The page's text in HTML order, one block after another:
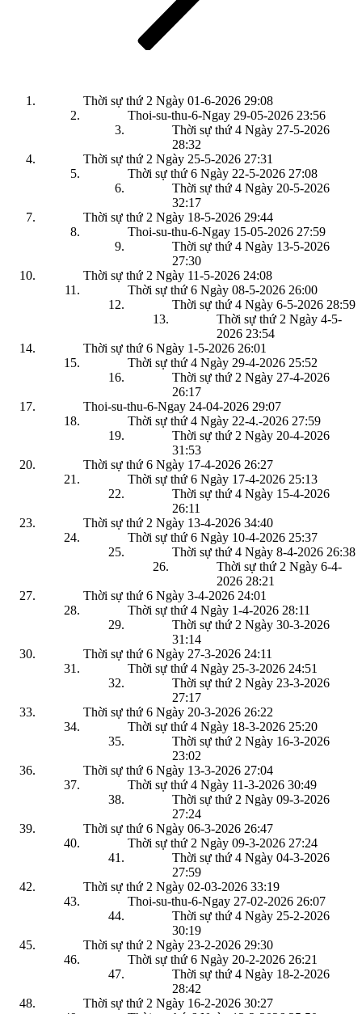
Thời sự thứ 2 Ngày 01-6-2026 29:08
Thoi-su-thu-6-Ngay 29-05-2026 23:56
Thời sự thứ 4 Ngày 27-5-2026
28:32
Thời sự thứ 2 Ngày 25-5-2026 27:31
Thời sự thứ 6 Ngày 22-5-2026 27:08
Thời sự thứ 4 Ngày 20-5-2026
32:17
Thời sự thứ 2 Ngày 18-5-2026 29:44
Thoi-su-thu-6-Ngay 15-05-2026 27:59
Thời sự thứ 4 Ngày 13-5-2026
27:30
Thời sự thứ 2 Ngày 11-5-2026 24:08
Thời sự thứ 6 Ngày 08-5-2026 26:00
Thời sự thứ 4 Ngày 6-5-2026 28:59
Thời sự thứ 2 Ngày 4-5-
2026 23:54
Thời sự thứ 6 Ngày 1-5-2026 26:01
Thời sự thứ 4 Ngày 29-4-2026 25:52
Thời sự thứ 2 Ngày 27-4-2026
26:17
Thoi-su-thu-6-Ngay 24-04-2026 29:07
Thời sự thứ 4 Ngày 22-4.-2026 27:59
Thời sự thứ 2 Ngày 20-4-2026
31:53
Thời sự thứ 6 Ngày 17-4-2026 26:27
Thời sự thứ 6 Ngày 17-4-2026 25:13
Thời sự thứ 4 Ngày 15-4-2026
26:11
Thời sự thứ 2 Ngày 13-4-2026 34:40
Thời sự thứ 6 Ngày 10-4-2026 25:37
Thời sự thứ 4 Ngày 8-4-2026 26:38
Thời sự thứ 2 Ngày 6-4-
2026 28:21
Thời sự thứ 6 Ngày 3-4-2026 24:01
Thời sự thứ 4 Ngày 1-4-2026 28:11
Thời sự thứ 2 Ngày 30-3-2026
31:14
Thời sự thứ 6 Ngày 27-3-2026 24:11
Thời sự thứ 4 Ngày 25-3-2026 24:51
Thời sự thứ 2 Ngày 23-3-2026
27:17
Thời sự thứ 6 Ngày 20-3-2026 26:22
Thời sự thứ 4 Ngày 18-3-2026 25:20
Thời sự thứ 2 Ngày 16-3-2026
23:02
Thời sự thứ 6 Ngày 13-3-2026 27:04
Thời sự thứ 4 Ngày 11-3-2026 30:49
Thời sự thứ 2 Ngày 09-3-2026
27:24
Thời sự thứ 6 Ngày 06-3-2026 26:47
Thời sự thứ 2 Ngày 09-3-2026 27:24
Thời sự thứ 4 Ngày 04-3-2026
27:59
Thời sự thứ 2 Ngày 02-03-2026 33:19
Thoi-su-thu-6-Ngay 27-02-2026 26:07
Thời sự thứ 4 Ngày 25-2-2026
30:19
Thời sự thứ 2 Ngày 23-2-2026 29:30
Thời sự thứ 6 Ngày 20-2-2026 26:21
Thời sự thứ 4 Ngày 18-2-2026
28:42
Thời sự thứ 2 Ngày 16-2-2026 30:27